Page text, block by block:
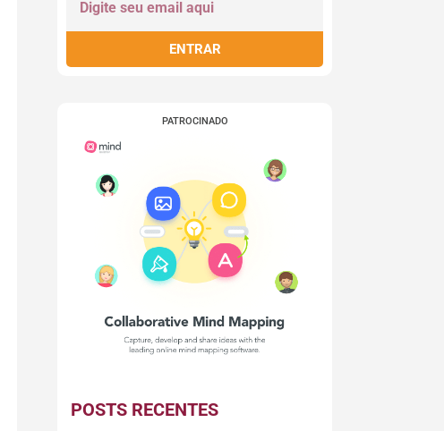
ENTRAR
PATROCINADO
POSTS RECENTES